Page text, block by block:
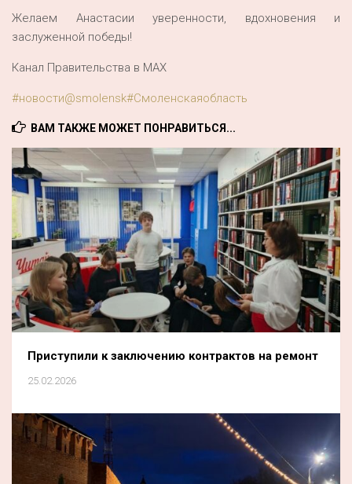
Желаем Анастасии уверенности, вдохновения и
заслуженной победы!
Канал Правительства в MAX
#новости@smolensk#Смоленскаяобласть
ВАМ ТАКЖЕ МОЖЕТ ПОНРАВИТЬСЯ...
Приступили к заключению контрактов на ремонт
25.02.2026